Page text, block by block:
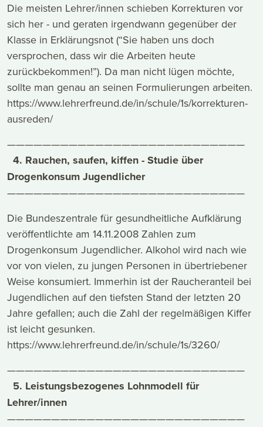
Die meisten Lehrer/innen schieben Korrekturen vor
sich her - und geraten irgendwann gegenüber der
Klasse in Erklärungsnot (“Sie haben uns doch
versprochen, dass wir die Arbeiten heute
zurückbekommen!”). Da man nicht lügen möchte,
sollte man genau an seinen Formulierungen arbeiten.
https://www.lehrerfreund.de/in/schule/1s/korrekturen-
ausreden/
———————————————————————————
4. Rauchen, saufen, kiffen - Studie über
Drogenkonsum Jugendlicher
———————————————————————————
Die Bundeszentrale für gesundheitliche Aufklärung
veröffentlichte am 14.11.2008 Zahlen zum
Drogenkonsum Jugendlicher. Alkohol wird nach wie
vor von vielen, zu jungen Personen in übertriebener
Weise konsumiert. Immerhin ist der Raucheranteil bei
Jugendlichen auf den tiefsten Stand der letzten 20
Jahre gefallen; auch die Zahl der regelmäßigen Kiffer
ist leicht gesunken.
https://www.lehrerfreund.de/in/schule/1s/3260/
———————————————————————————
5. Leistungsbezogenes Lohnmodell für
Lehrer/innen
———————————————————————————